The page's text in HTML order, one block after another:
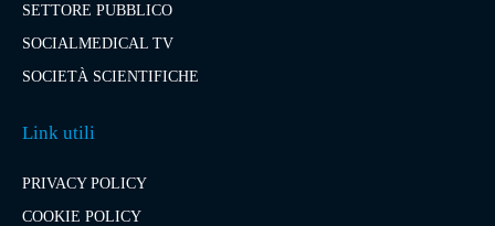
SETTORE PUBBLICO
SOCIALMEDICAL TV
SOCIETÀ SCIENTIFICHE
Link utili
PRIVACY POLICY
COOKIE POLICY